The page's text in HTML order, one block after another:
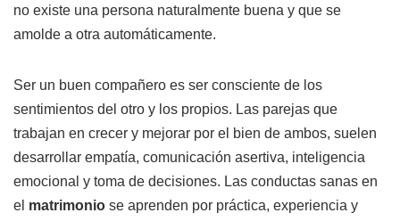
no existe una persona naturalmente buena y que se
amolde a otra automáticamente.
Ser un buen compañero es ser consciente de los
sentimientos del otro y los propios. Las parejas que
trabajan en crecer y mejorar por el bien de ambos, suelen
desarrollar empatía, comunicación asertiva, inteligencia
emocional y toma de decisiones. Las conductas sanas en
el matrimonio se aprenden por práctica, experiencia y